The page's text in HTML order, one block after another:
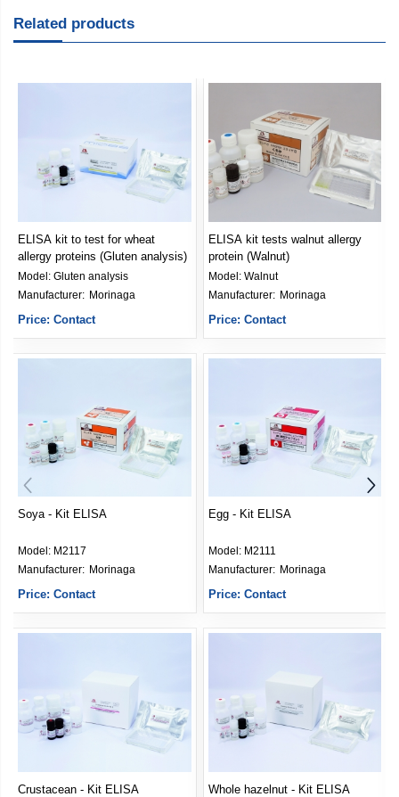
Related products
ELISA kit tests walnut allergy
protein (Walnut)
Model: Walnut
Morinaga
Price: Contact
ELISA kit tests almond allergy
protein (Almond)
Model: Almond
Manufacturer: Morinaga
Price: Contact
Egg - Kit ELISA
Model: M2111
Morinaga
Price: Contact
Protein Beta-lactoglobulin Milk -
Model: M2112
Manufacturer: Morinaga
Price: Contact
Whole hazelnut - Kit ELISA Sesame - Kit ELISA